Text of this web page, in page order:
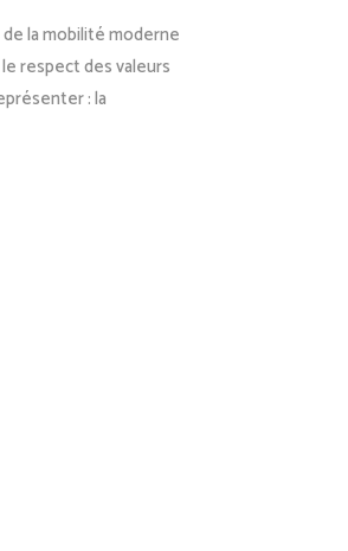
la mobilité moderne
respect des valeurs
: la